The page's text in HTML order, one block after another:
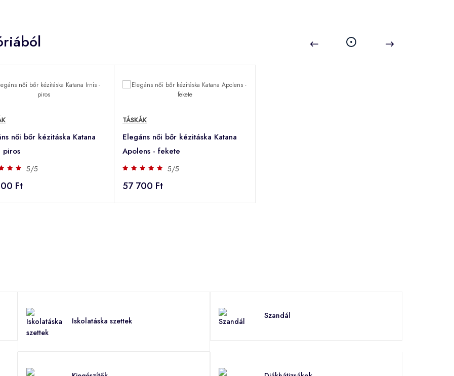
női bőr kézitáska Katana
piros
5/5
Ft
TÁSKÁK
Elegáns női bőr kézitáska Katana
Apolens - fekete
5/5
57 700 Ft
Iskolatáska szettek
Szandál